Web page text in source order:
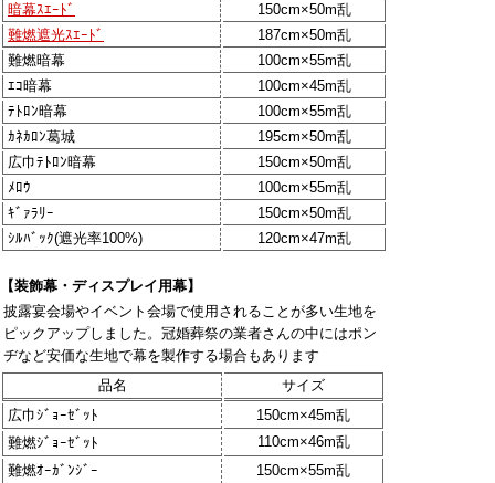
暗幕ｽｴｰﾄﾞ
150cm×50m乱
難燃遮光ｽｴｰﾄﾞ
187cm×50m乱
難燃暗幕
100cm×55m乱
ｴｺ暗幕
100cm×45m乱
ﾃﾄﾛﾝ暗幕
100cm×55m乱
ｶﾈｶﾛﾝ葛城
195cm×50m乱
広巾ﾃﾄﾛﾝ暗幕
150cm×50m乱
ﾒﾛｳ
100cm×55m乱
ｷﾞｧﾗﾘｰ
150cm×50m乱
ｼﾙﾊﾞｯｸ(遮光率100%)
120cm×47m乱
【装飾幕・ディスプレイ用幕】
披露宴会場やイベント会場で使用されることが多い生地を
ピックアップしました。冠婚葬祭の業者さんの中にはポン
ヂなど安価な生地で幕を製作する場合もあります
品名
サイズ
広巾ｼﾞｮｰｾﾞｯﾄ
150cm×45m乱
難燃ｼﾞｮｰｾﾞｯﾄ
110cm×46m乱
難燃ｵｰｶﾞﾝｼﾞｰ
150cm×55m乱